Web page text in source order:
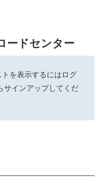
ードセンター
を表示するにはログ
サインアップしてくだ